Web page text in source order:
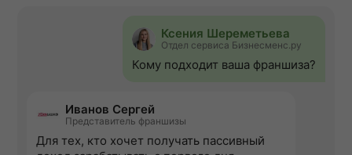
Ксения Шереметьева
Отдел сервиса Бизнесменс.ру
Кому подходит ваша франшиза?
Иванов Сергей
Представитель франшизы
Для тех, кто хочет получать пассивный